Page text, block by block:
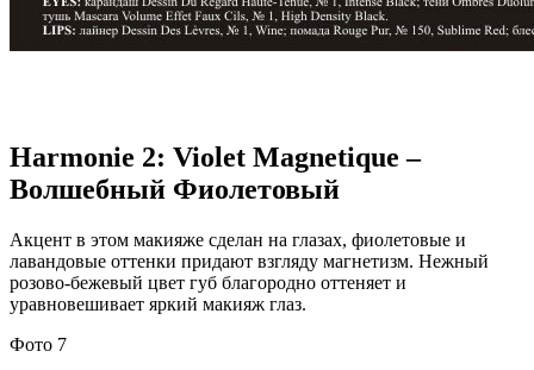
Harmonie 2: Violet Magnetique –
Волшебный Фиолетовый
Акцент в этом макияже сделан на глазах, фиолетовые и
лавандовые оттенки придают взгляду магнетизм. Нежный
розово-бежевый цвет губ благородно оттеняет и
уравновешивает яркий макияж глаз.
Фото 7